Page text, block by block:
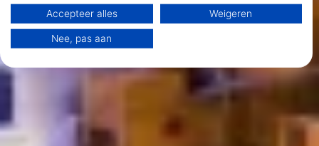
gepersonaliseerde content. De prestaties van advertenties meten.
Contentprestaties meten. Publieksgroepen begrijpen aan de hand van
statistieken of combinaties van gegevens uit verschillende bronnen.
Diensten ontwikkelen en verbeteren. Beperkte gegevens gebruiken om
content te selecteren.
Meer informatie over het datagebruik door Google vindt u hier:
https://business.safety.google/privacy/
Gegevens kunnen buiten de Europese Unie worden gedeeld en naar de
Uw toestemming en het cookie zijn uitsluitend van toepassing op deze
website/app.
Accepteer alles Weigeren
Nee, pas aan